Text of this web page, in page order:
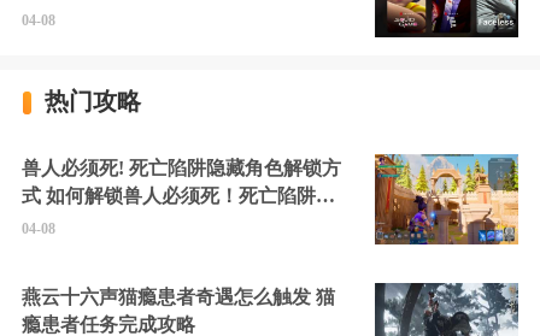
04-08
热门攻略
兽人必须死! 死亡陷阱隐藏角色解锁方
式 如何解锁兽人必须死！死亡陷阱中
的隐藏角色
04-08
燕云十六声猫瘾患者奇遇怎么触发 猫
瘾患者任务完成攻略